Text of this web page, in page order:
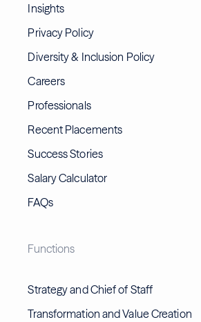
Insights
Privacy Policy
Diversity & Inclusion Policy
Careers
Professionals
Recent Placements
Success Stories
Salary Calculator
FAQs
Functions
Strategy and Chief of Staff
Transformation and Value Creation